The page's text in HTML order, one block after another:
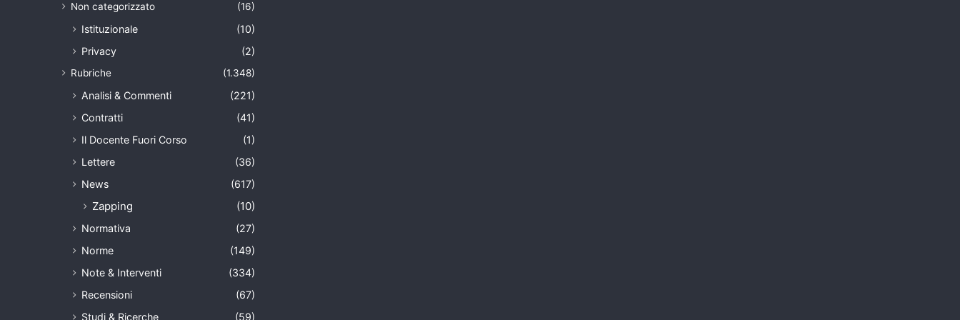
Non categorizzato (16)
Istituzionale
(10)
Privacy
(2)
Rubriche (1.348)
Analisi & Commenti
(221)
Contratti
(41)
Il Docente Fuori Corso
(1)
Lettere
(36)
News
(617)
Zapping (10)
Normativa
(27)
Norme
(149)
Note & Interventi
(334)
Recensioni
(67)
Studi & Ricerche
(59)